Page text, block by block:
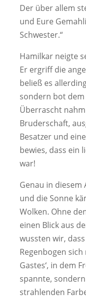
Der über allem
und Eure
Schwester.“
Hamilkar neigte
Er ergriff die
beließ es
sondern bot
Überrascht
Bruderschaft,
Besatzer und
bewies, dass ein
war!
Genau in diesem
und die Sonne
Wolken. Ohne
einen Blick aus
wussten wir,
Regenbogen
Gastes‘, in dem
spannte,
strahlenden